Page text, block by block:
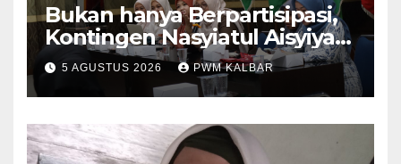
Bukan hanya Berpartisipasi,
Kontingen Nasyiatul Aisyiyah
Kalbar Perjuangkan Program
di Muktamar XV
5 AGUSTUS 2026 PWM KALBAR